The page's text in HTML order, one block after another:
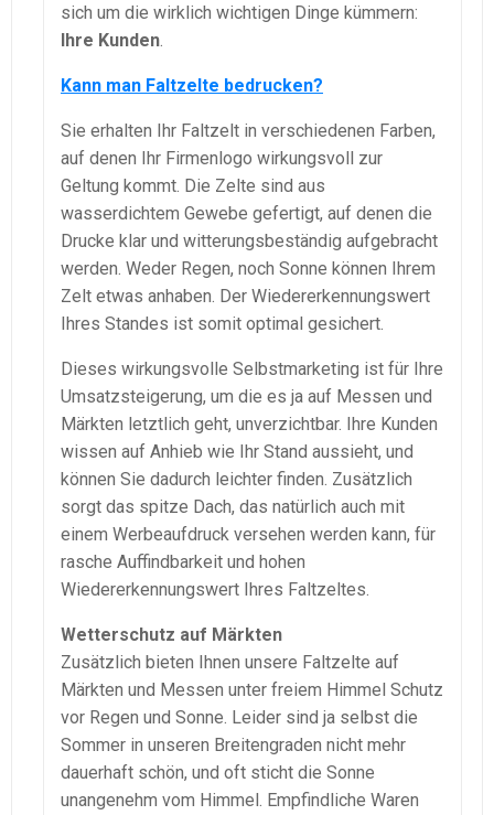
sich um die wirklich wichtigen Dinge kümmern:
Ihre Kunden.
Kann man Faltzelte bedrucken?
Sie erhalten Ihr Faltzelt in verschiedenen Farben,
auf denen Ihr Firmenlogo wirkungsvoll zur
Geltung kommt. Die Zelte sind aus
wasserdichtem Gewebe gefertigt, auf denen die
Drucke klar und witterungsbeständig aufgebracht
werden. Weder Regen, noch Sonne können Ihrem
Zelt etwas anhaben. Der Wiedererkennungswert
Ihres Standes ist somit optimal gesichert.
Dieses wirkungsvolle Selbstmarketing ist für Ihre
Umsatzsteigerung, um die es ja auf Messen und
Märkten letztlich geht, unverzichtbar. Ihre Kunden
wissen auf Anhieb wie Ihr Stand aussieht, und
können Sie dadurch leichter finden. Zusätzlich
sorgt das spitze Dach, das natürlich auch mit
einem Werbeaufdruck versehen werden kann, für
rasche Auffindbarkeit und hohen
Wiedererkennungswert Ihres Faltzeltes.
Wetterschutz auf Märkten
Zusätzlich bieten Ihnen unsere Faltzelte auf
Märkten und Messen unter freiem Himmel Schutz
vor Regen und Sonne. Leider sind ja selbst die
Sommer in unseren Breitengraden nicht mehr
dauerhaft schön, und oft sticht die Sonne
unangenehm vom Himmel. Empfindliche Waren